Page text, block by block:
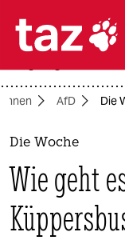

themen
politik
öko
usa
AfD Die
Die Woche
Wie geht